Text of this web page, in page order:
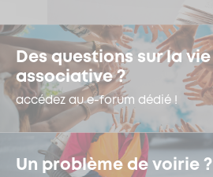
Des questions sur la vie
associative ?
accédez au e-forum dédié !
Un problème de voirie ?